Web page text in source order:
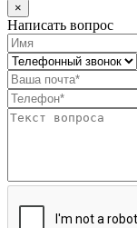
×
Написать вопрос